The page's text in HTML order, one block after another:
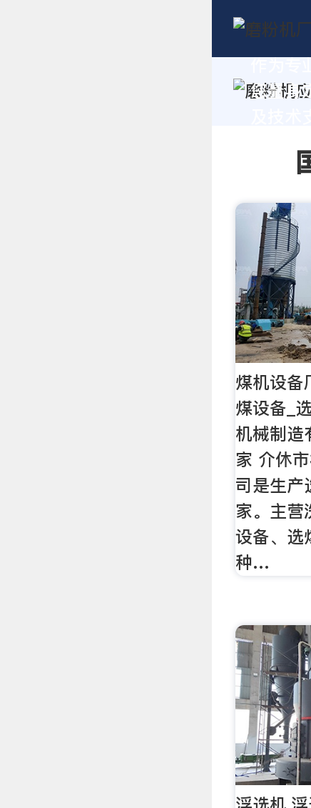
您量身
煤机设备
煤设备_
机械制造
家 介休
司是生产
家。主营
设备、选
种…